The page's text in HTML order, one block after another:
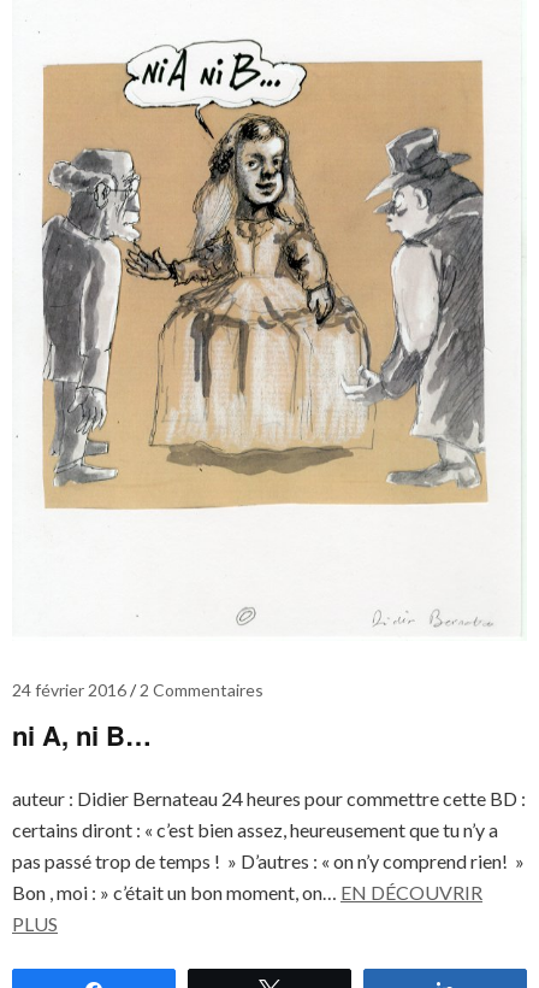
24 février 2016 2 Commentaires
ni A, ni B…
auteur : Didier Bernateau 24 heures pour commettre cette BD :
certains diront : « c’est bien assez, heureusement que tu n’y a
pas passé trop de temps ! » D’autres : « on n’y comprend rien! »
Bon , moi : » c’était un bon moment, on… EN DÉCOUVRIR
PLUS